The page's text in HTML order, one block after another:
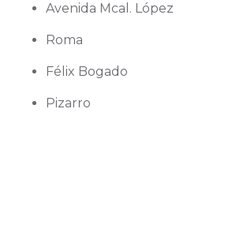
Avenida Mcal. López
Roma
Félix Bogado
Pizarro